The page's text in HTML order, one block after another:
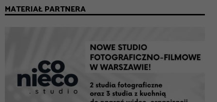
MATERIAŁ PARTNERA